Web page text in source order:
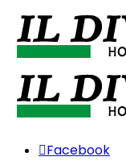
Facebook